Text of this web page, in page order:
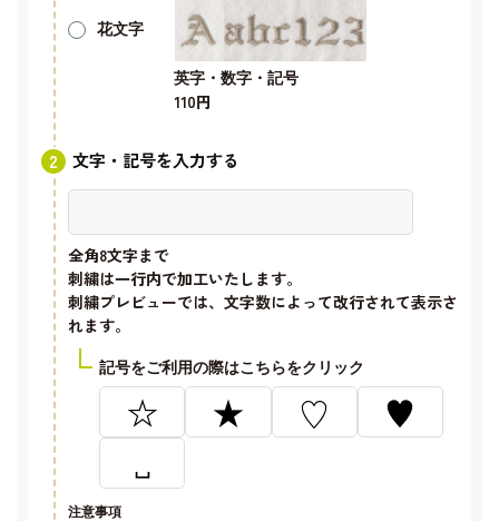
花文字
英字・数字・記号
110円
文字・記号を入力する
全角8文字まで
刺繍は一行内で加工いたします。
刺繍プレビューでは、文字数によって改行されて表示さ
れます。
記号をご利用の際はこちらをクリック
☆ ★ ♡
♥
␣
注意事項